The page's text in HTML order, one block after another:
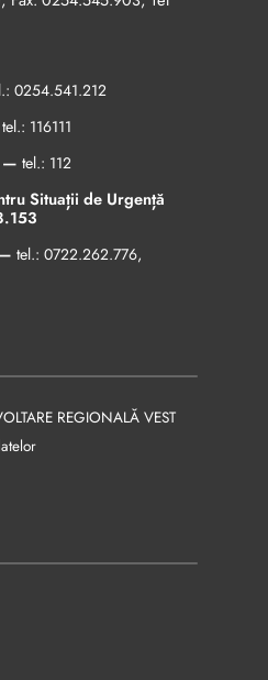
0254.541.212
tel.: 116111
— tel.: 112
Situații de Urgență
tel.: 0722.262.776,
REGIONALĂ VEST